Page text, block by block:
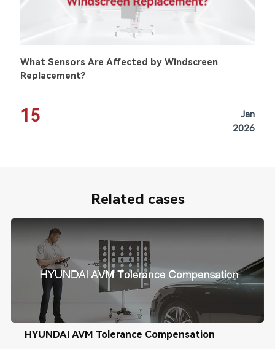
What Sensors Are Affected by Windscreen
Replacement?
15
Jan
2026
Related cases
HYUNDAI AVM Tolerance Compensation